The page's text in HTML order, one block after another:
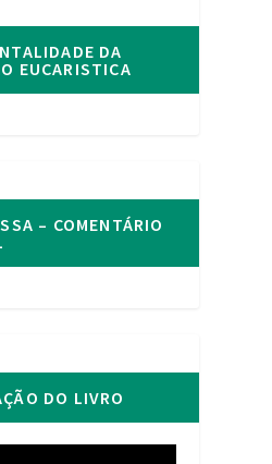
DA
EUCARISTICA
– COMENTÁRIO
DO LIVRO